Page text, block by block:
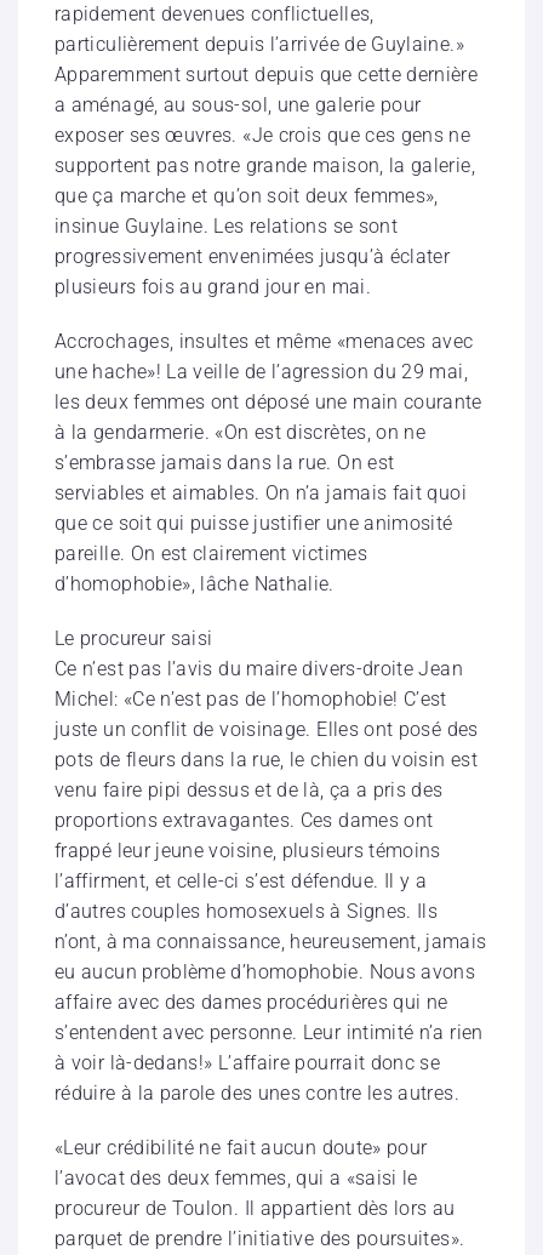
rapidement devenues conflictuelles,
particulièrement depuis l’arrivée de Guylaine.»
Apparemment surtout depuis que cette dernière
a aménagé, au sous-sol, une galerie pour
exposer ses œuvres. «Je crois que ces gens ne
supportent pas notre grande maison, la galerie,
que ça marche et qu’on soit deux femmes»,
insinue Guylaine. Les relations se sont
progressivement envenimées jusqu’à éclater
plusieurs fois au grand jour en mai.
Accrochages, insultes et même «menaces avec
une hache»! La veille de l’agression du 29 mai,
les deux femmes ont déposé une main courante
à la gendarmerie. «On est discrètes, on ne
s’embrasse jamais dans la rue. On est
serviables et aimables. On n’a jamais fait quoi
que ce soit qui puisse justifier une animosité
pareille. On est clairement victimes
d’homophobie», lâche Nathalie.
Le procureur saisi
Ce n’est pas l’avis du maire divers-droite Jean
Michel: «Ce n’est pas de l’homophobie! C’est
juste un conflit de voisinage. Elles ont posé des
pots de fleurs dans la rue, le chien du voisin est
venu faire pipi dessus et de là, ça a pris des
proportions extravagantes. Ces dames ont
frappé leur jeune voisine, plusieurs témoins
l’affirment, et celle-ci s’est défendue. Il y a
d’autres couples homosexuels à Signes. Ils
n’ont, à ma connaissance, heureusement, jamais
eu aucun problème d’homophobie. Nous avons
affaire avec des dames procédurières qui ne
s’entendent avec personne. Leur intimité n’a rien
à voir là-dedans!» L’affaire pourrait donc se
réduire à la parole des unes contre les autres.
«Leur crédibilité ne fait aucun doute» pour
l’avocat des deux femmes, qui a «saisi le
procureur de Toulon. Il appartient dès lors au
parquet de prendre l’initiative des poursuites».